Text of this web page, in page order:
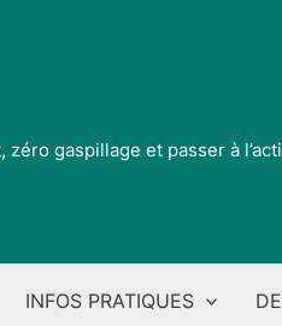
gaspillage et passer à
INFOS PRATIQUES